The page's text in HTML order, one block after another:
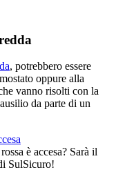
, potrebbero essere
oppure alla
vanno risolti con la
da parte di un
è accesa? Sarà il
SulSicuro!